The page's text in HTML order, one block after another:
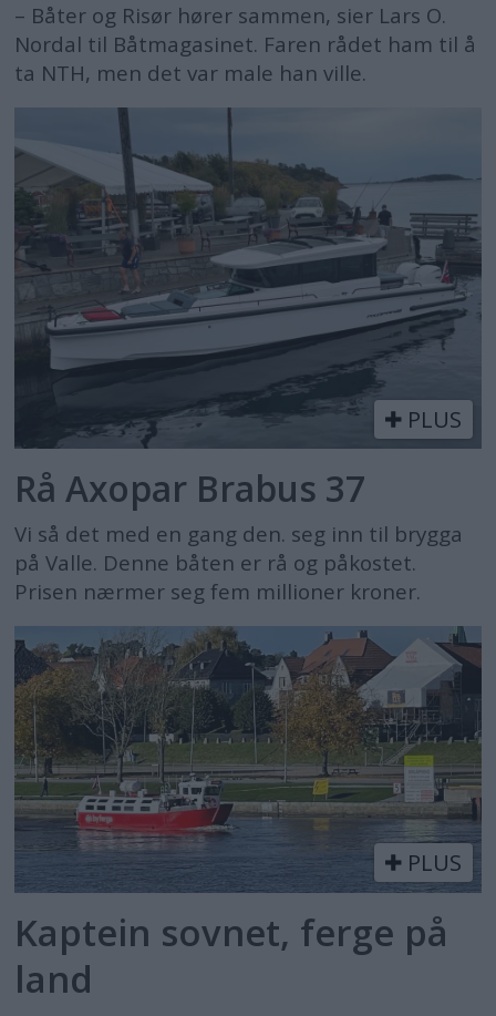
– Båter og Risør hører sammen, sier Lars O.
Nordal til Båtmagasinet. Faren rådet ham til å
ta NTH, men det var male han ville.
PLUS
Rå Axopar Brabus 37
Vi så det med en gang den. seg inn til brygga
på Valle. Denne båten er rå og påkostet.
Prisen nærmer seg fem millioner kroner.
PLUS
Kaptein sovnet, ferge på
land